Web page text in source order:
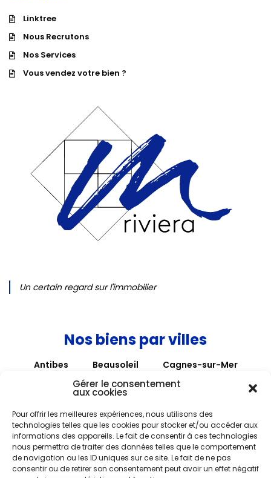
Gérer le consentement
aux cookies
Pour offrir les meilleures expériences, nous utilisons des
technologies telles que les cookies pour stocker et/ou accéder aux
informations des appareils. Le fait de consentir à ces technologies
nous permettra de traiter des données telles que le comportement
de navigation ou les ID uniques sur ce site. Le fait de ne pas
consentir ou de retirer son consentement peut avoir un effet négatif
Linktree
Nous Recrutons
Nos Services
Vous vendez votre bien ?
Un certain regard sur l'immobilier
Nos biens par villes
Antibes Beausoleil
Cagnes-sur-Mer
Cannes
Hyères
La Colle sur Loup
Roquebrune-Cap-Martin
Roquefort-les-Pins
Roubaix
Saint Paul de Vence
Saint-André
Saint-Laurent-du-Var
Tourrettes-sur-Loup
Vence
Villefranche-sur-Mer